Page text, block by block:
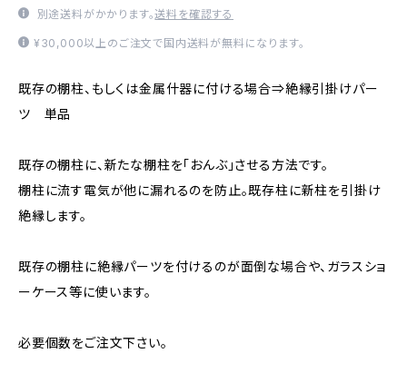
別途送料がかかります。送料を確認する
¥30,000以上のご注文で国内送料が無料になります。
既存の棚柱、もしくは金属什器に付ける場合⇒絶縁引掛けパー
ツ 単品
既存の棚柱に、新たな棚柱を「おんぶ」させる方法です。
棚柱に流す電気が他に漏れるのを防止。既存柱に新柱を引掛け
絶縁します。
既存の棚柱に絶縁パーツを付けるのが面倒な場合や、ガラスショ
ーケース等に使います。
必要個数をご注文下さい。